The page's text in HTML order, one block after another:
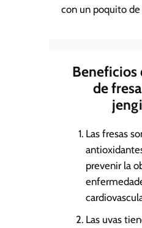
con un poquito de
Beneficios
de
Las fresas
prevenir la
Las uvas